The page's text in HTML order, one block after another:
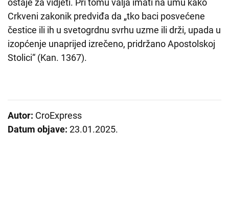
ostaje za vidjeti. Pri tomu valja imati na umu kako
Crkveni zakonik predviđa da „tko baci posvećene
čestice ili ih u svetogrdnu svrhu uzme ili drži, upada u
izopćenje unaprijed izrečeno, pridržano Apostolskoj
Stolici“ (Kan. 1367).
Autor: CroExpress
Datum objave: 23.01.2025.